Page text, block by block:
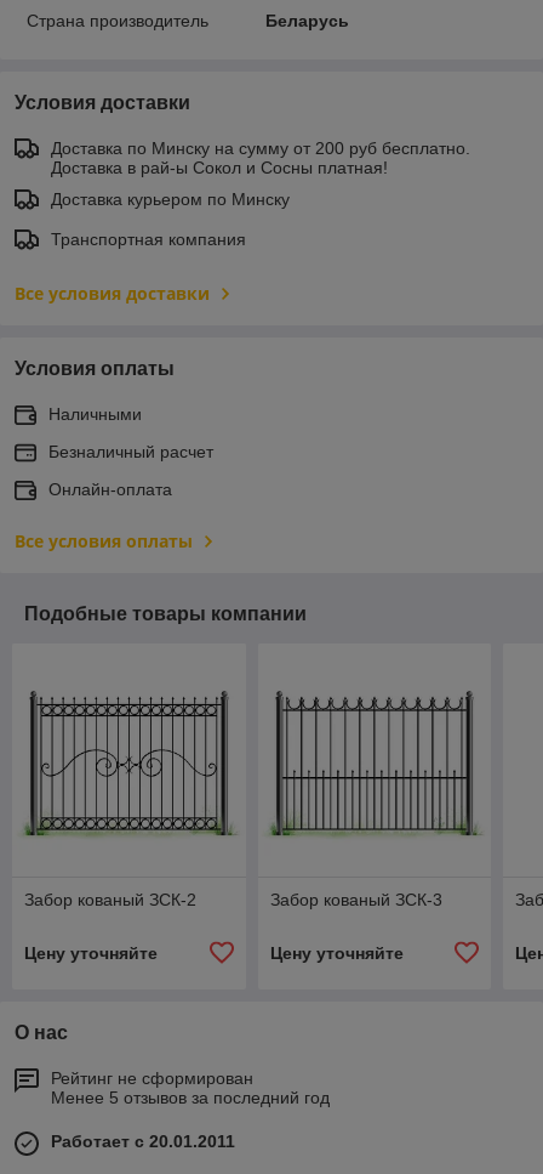
Страна производитель Беларусь
Условия доставки
Доставка по Минску на сумму от 200 руб бесплатно.
Доставка в рай-ы Сокол и Сосны платная!
Доставка курьером по Минску
Транспортная компания
Все условия доставки
Условия оплаты
Наличными
Безналичный расчет
Онлайн-оплата
Все условия оплаты
Подобные товары компании
Забор кованый ЗСК-2
Цену уточняйте
Забор кованый ЗСК-3
Цену уточняйте
О нас
Рейтинг не сформирован
Менее 5 отзывов за последний год
Работает с 20.01.2011